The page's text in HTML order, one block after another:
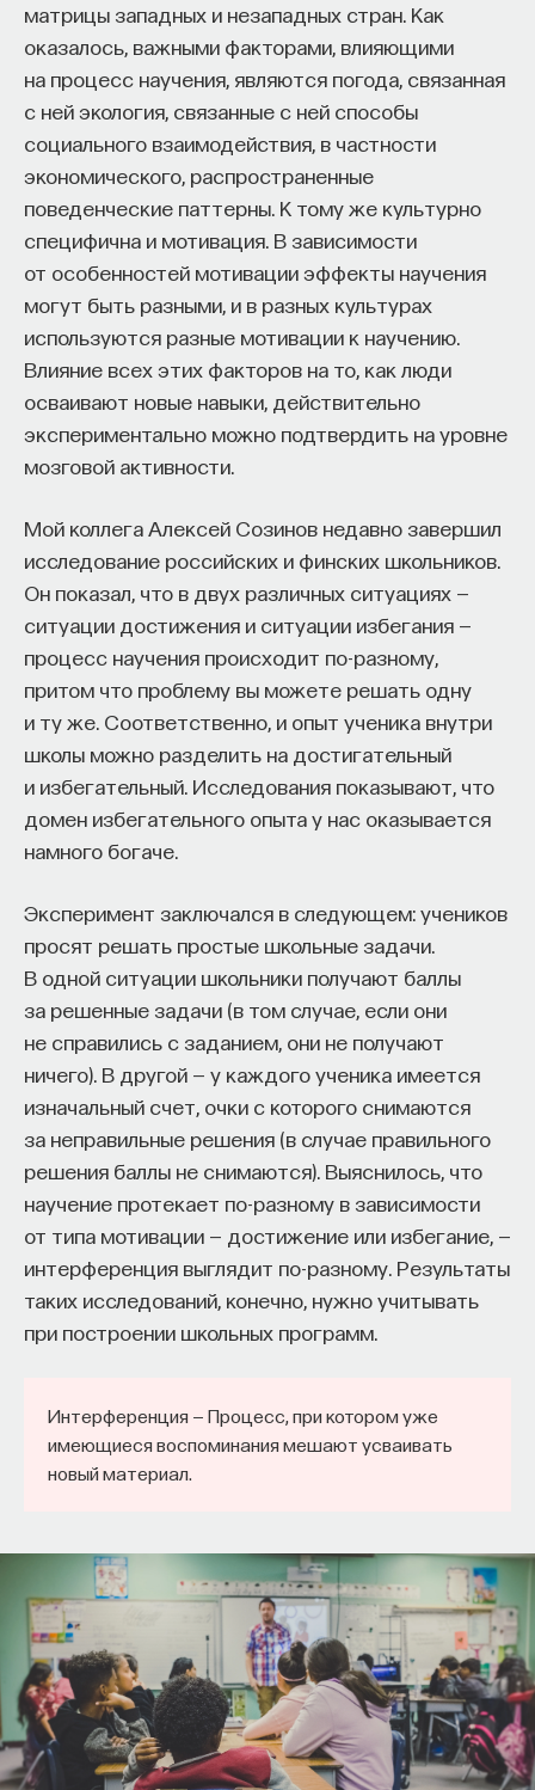
матрицы западных и незападных стран. Как
оказалось, важными факторами, влияющими
на процесс научения, являются погода, связанная
с ней экология, связанные с ней способы
социального взаимодействия, в частности
экономического, распространенные
поведенческие паттерны. К тому же культурно
специфична и мотивация. В зависимости
от особенностей мотивации эффекты научения
могут быть разными, и в разных культурах
используются разные мотивации к научению.
Влияние всех этих факторов на то, как люди
осваивают новые навыки, действительно
экспериментально можно подтвердить на уровне
мозговой активности.
Мой коллега Алексей Созинов недавно завершил
исследование российских и финских школьников.
Он показал, что в двух различных ситуациях —
ситуации достижения и ситуации избегания —
процесс научения происходит по-разному,
притом что проблему вы можете решать одну
и ту же. Соответственно, и опыт ученика внутри
школы можно разделить на достигательный
и избегательный. Исследования показывают, что
домен избегательного опыта у нас оказывается
намного богаче.
Эксперимент заключался в следующем: учеников
просят решать простые школьные задачи.
В одной ситуации школьники получают баллы
за решенные задачи (в том случае, если они
не справились с заданием, они не получают
ничего). В другой — у каждого ученика имеется
изначальный счет, очки с которого снимаются
за неправильные решения (в случае правильного
решения баллы не снимаются). Выяснилось, что
научение протекает по-разному в зависимости
от типа мотивации — достижение или избегание, —
интерференция выглядит по-разному. Результаты
таких исследований, конечно, нужно учитывать
при построении школьных программ.
Интерференция — Процесс, при котором уже
имеющиеся воспоминания мешают усваивать
новый материал.